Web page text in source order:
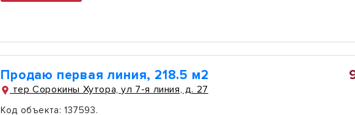
Продаю первая линия, 218.5 м2
тер Сорокины Хутора, ул 7-я линия, д. 27
Код объекта: 137593.